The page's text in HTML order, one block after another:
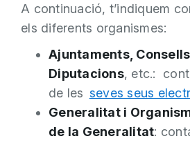
A continuació, t’indiquem
els diferents organismes:
Ajuntaments,
Diputacions, etc.:
de les seves seus
Generalitat i
de la Generalitat: